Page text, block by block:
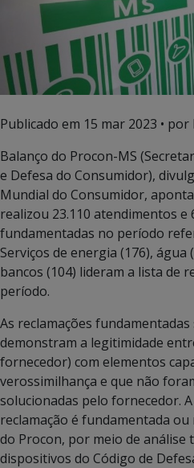
Publicado em 15 mar 2023 • por
Balanço do Procon-MS
e Defesa do Consumidor),
Mundial do Consumidor,
realizou 23.110 atendimentos e
fundamentadas no período
Serviços de energia (176),
bancos (104) lideram a lista de
período.
As reclamações fundamentadas
demonstram a legitimidade
fornecedor) com elementos
verossimilhança e que não
solucionadas pelo fornecedor.
reclamação é fundamentada
do Procon, por meio de análise
dispositivos do Código de